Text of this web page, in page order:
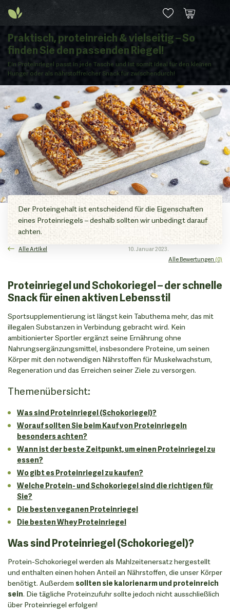
Praktisch, proteinreich & vielseitig – So
finden Sie den passenden Riegel!
Ein Proteinriegel passt in jede Tasche und ist somit ideal für den kleinen
Hunger oder als nährstoffreicher Snack für zwischendurch!
Der Proteingehalt ist entscheidend für die Eigenschaften
eines Proteinriegels – deshalb sollten wir unbedingt darauf
achten.
Alle Artikel
10. Januar 2023.
Alle Bewertungen (0)
Proteinriegel und Schokoriegel – der schnelle
Snack für einen aktiven Lebensstil
Sportsupplementierung ist längst kein Tabuthema mehr, das mit
illegalen Substanzen in Verbindung gebracht wird. Kein
ambitionierter Sportler ergänzt seine Ernährung ohne
Nahrungsergänzungsmittel, insbesondere Proteine, um seinen
Körper mit den notwendigen Nährstoffen für Muskelwachstum,
Regeneration und das Erreichen seiner Ziele zu versorgen.
Themenübersicht:
Was sind Proteinriegel (Schokoriegel)?
Worauf sollten Sie beim Kauf von Proteinriegeln
besonders achten?
Wann ist der beste Zeitpunkt, um einen Proteinriegel zu
essen?
Wo gibt es Proteinriegel zu kaufen?
Welche Protein- und Schokoriegel sind die richtigen für
Sie?
Die besten veganen Proteinriegel
Die besten Whey Proteinriegel
Was sind Proteinriegel (Schokoriegel)?
Protein-Schokoriegel werden als Mahlzeitenersatz hergestellt
und enthalten einen hohen Anteil an Nährstoffen, die unser Körper
benötigt. Außerdem sollten sie kalorienarm und proteinreich
sein. Die tägliche Proteinzufuhr sollte jedoch nicht ausschließlich
über Proteinriegel erfolgen!